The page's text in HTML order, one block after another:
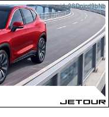
erid: 2SDnjcd9bNb